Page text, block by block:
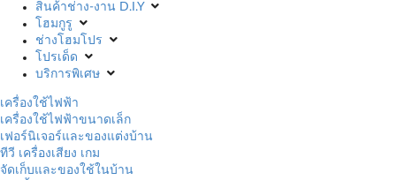
สินค้าช่าง-งาน D.I.Y
โฮมกูรู
ช่างโฮมโปร
โปรเด็ด
บริการพิเศษ
เครื่องใช้ไฟฟ้า
เครื่องใช้ไฟฟ้าขนาดเล็ก
เฟอร์นิเจอร์และของแต่งบ้าน
ทีวี เครื่องเสียง เกม
จัดเก็บและของใช้ในบ้าน